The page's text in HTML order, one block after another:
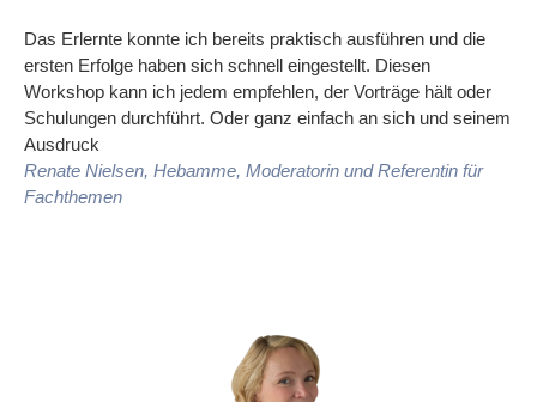
Das Erlernte konnte ich bereits praktisch ausführen und die
ersten Erfolge haben sich schnell eingestellt. Diesen
Workshop kann ich jedem empfehlen, der Vorträge hält oder
Schulungen durchführt. Oder ganz einfach an sich und seinem
Ausdruck
Renate Nielsen, Hebamme, Moderatorin und Referentin für
Fachthemen